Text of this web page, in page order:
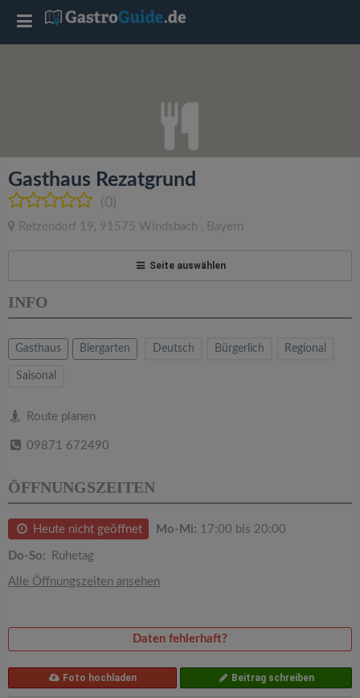
Gasthaus Rezatgrund
(0)
Retzendorf 19, 91575 Windsbach , Bayern
Seite auswählen
INFO
Gasthaus Biergarten Deutsch Bürgerlich Regional
Saisonal
Route planen
09871 672490
ÖFFNUNGSZEITEN
Heute nicht geöffnet Mo-Mi: 17:00 bis 20:00
Do-So: Ruhetag
Alle Öffnungszeiten ansehen
Daten fehlerhaft?
Foto hochladen Beitrag schreiben
T
l
e
a
v
g
a
t
i